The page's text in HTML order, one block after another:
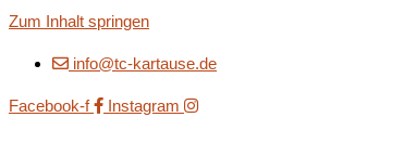
Zum Inhalt springen
info@tc-kartause.de
Facebook-f Instagram